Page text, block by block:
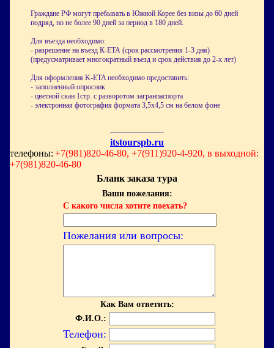
Граждане РФ могут пребывать в Южной Корее без визы до 60 дней
подряд, но не более 90 дней за период в 180 дней.
Для въезда необходимо:
- разрешение на въезд К-ЕТА (срок рассмотрения 1-3 дня)
(предусматривает многократный въезд и срок действия до 2-х лет)
Для оформления K-ETA необходимо предоставить:
- заполненный опросник
- цветной скан 1стр. с разворотом загранпаспорта
- электронная фотография формата 3,5х4,5 см на белом фоне
itstourspb.ru
телефоны: +7(981)820-46-80, +7(911)920-4-920, в выходной:
+7(981)820-46-80
Бланк заказа тура
Ваши пожелания:
С какого числа хотите поехать?
Пожелания или вопросы:
Как Вам ответить:
Ф.И.О.:
Телефон: